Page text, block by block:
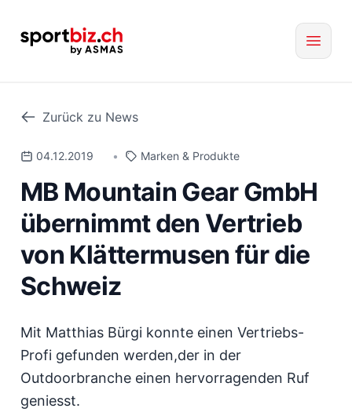
Zurück zu News
04.12.2019 • Marken & Produkte
MB Mountain Gear GmbH
übernimmt den Vertrieb
von Klättermusen für die
Schweiz
Mit Matthias Bürgi konnte einen Vertriebs-
Profi gefunden werden,der in der
Outdoorbranche einen hervorragenden Ruf
geniesst.